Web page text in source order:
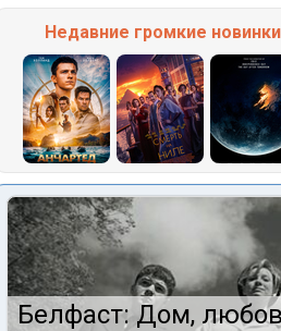
Недавние громкие
Белфаст: Дом,